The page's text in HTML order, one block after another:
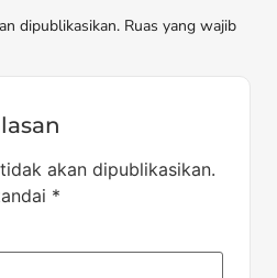
dipublikasikan. Ruas yang wajib
akan dipublikasikan.
*